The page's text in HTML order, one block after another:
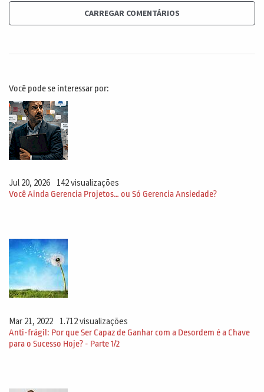
CARREGAR COMENTÁRIOS
Você pode se interessar por:
Jul 20, 2026 142 visualizações
Você Ainda Gerencia Projetos… ou Só Gerencia Ansiedade?
Mar 21, 2022 1.712 visualizações
Anti-frágil: Por que Ser Capaz de Ganhar com a Desordem é a Chave
para o Sucesso Hoje? - Parte 1/2